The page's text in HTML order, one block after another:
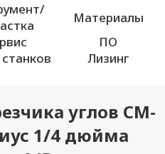
Материалы
ПО
Лизинг
углов CM-
1/4 дюйма